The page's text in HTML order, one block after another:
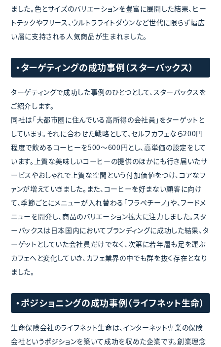
ました。色とサイズのバリエーションを豊富に展開した結果、ヒー
トテックやフリース、ウルトラライトダウンなど世代に限らず幅広
い層に支持される人気商品が生まれました。
・ターゲティングの成功事例（スターバックス）
ターゲティングで成功した事例のひとつとして、スターバックスを
ご紹介します。
同社は「大都市圏に住んでいる高所得の会社員」をターゲットと
しています。それに合わせた戦略として、セルフカフェなら200円
程度で飲めるコーヒーを500～600円とし、高単価の設定をして
います。上質な美味しいコーヒーの提供のほかにも行き届いたサ
ービスやおしゃれで上質な空間という付加価値をつけ、コアなフ
ァンが増えていきました。また、コーヒーを好まない顧客に向け
て、季節ごとにメニューが入れ替わる「フラペチーノ」や、フードメ
ニューを開発し、商品のバリエーション拡大に注力しました。スタ
ーバックスは日本国内においてブランディングに成功した結果、タ
ーゲットとしていた会社員だけでなく、次第に若年層も足を運ぶ
カフェへと変化していき、カフェ業界の中でも群を抜く存在となり
ました。
・ポジショニングの成功事例（ライフネット生命）
生命保険会社のライフネット生命は、インターネット専業の保険
会社というポジションを築いて成功を収めた企業です。創業理念